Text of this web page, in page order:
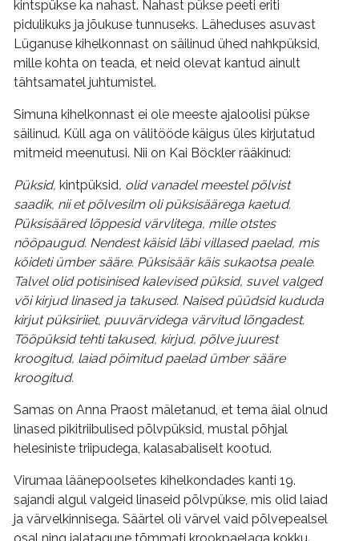
kintspükse ka nahast. Nahast pükse peeti eriti
pidulikuks ja jõukuse tunnuseks. Läheduses asuvast
Lüganuse kihelkonnast on säilinud ühed nahkpüksid,
mille kohta on teada, et neid olevat kantud ainult
tähtsamatel juhtumistel.
Simuna kihelkonnast ei ole meeste ajaloolisi pükse
säilinud. Küll aga on välitööde käigus üles kirjutatud
mitmeid meenutusi. Nii on Kai Böckler rääkinud:
Püksid, kintpüksid, olid vanadel meestel põlvist
saadik, nii et põlvesilm oli püksisäärega kaetud.
Püksisääred lõppesid värvlitega, mille otstes
nööpaugud. Nendest käisid läbi villased paelad, mis
köideti ümber sääre. Püksisäär käis sukaotsa peale.
Talvel olid potisinised kalevised püksid, suvel valged
või kirjud linased ja takused. Naised püüdsid kududa
kirjut püksiriiet, puuvärvidega värvitud lõngadest.
Tööpüksid tehti takused, kirjud, põlve juurest
kroogitud, laiad põimitud paelad ümber sääre
kroogitud.
Samas on Anna Praost mäletanud, et tema äial olnud
linased pikitriibulised põlvpüksid, mustal põhjal
helesiniste triipudega, kalasabaliselt kootud.
Virumaa läänepoolsetes kihelkondades kanti 19.
sajandi algul valgeid linaseid põlvpükse, mis olid laiad
ja värvelkinnisega. Säärtel oli värvel vaid põlvepealsel